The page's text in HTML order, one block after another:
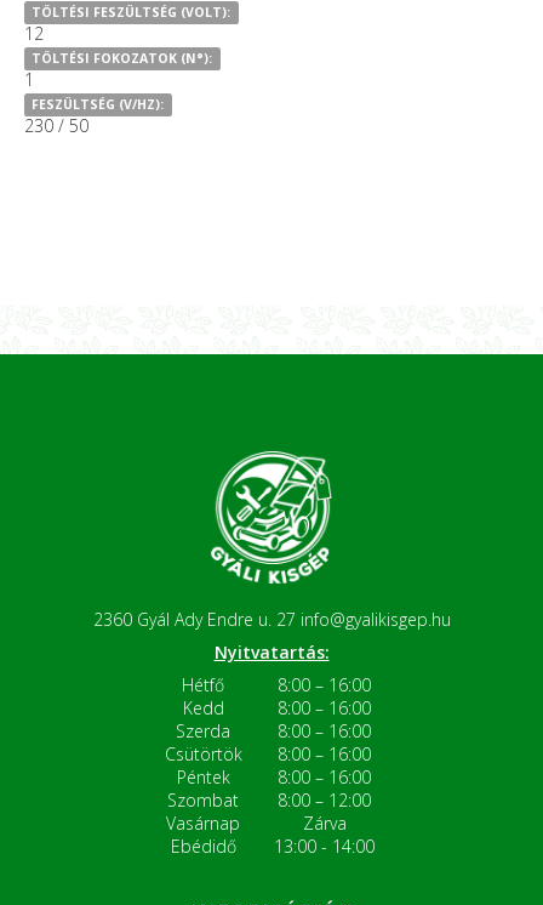
TÖLTÉSI FESZÜLTSÉG (VOLT):
12
TÖLTÉSI FOKOZATOK (N°):
1
FESZÜLTSÉG (V/HZ):
230 / 50
2360 Gyál Ady Endre u. 27 info@gyalikisgep.hu
Nyitvatartás:
Hétfő
8:00 – 16:00
Kedd
8:00 – 16:00
Szerda
8:00 – 16:00
Csütörtök
8:00 – 16:00
Péntek
8:00 – 16:00
Szombat
8:00 – 12:00
Vasárnap
Zárva
Ebédidő
13:00 - 14:00